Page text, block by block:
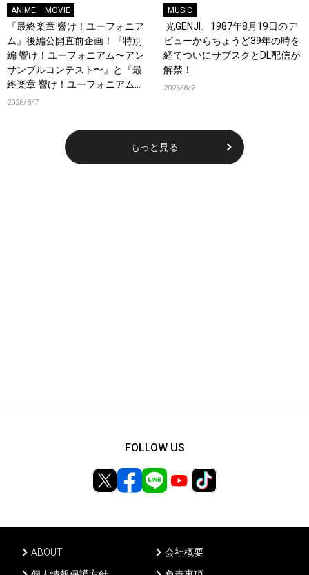
ANIME MOVIE
『最終楽章 響け！ユーフォニア
ム』後編公開直前企画！『特別
編 響け！ユーフォニアム〜アン
サンブルコンテスト〜』と『最
終楽章 響け！ユーフォニアム』
前編の一挙上映が決定！
2026/8/7
MUSIC
光GENJI、1987年8月19日のデ
ビューからちょうど39年の時を
経てついにサブスクとDL配信が
解禁！
2026/8/7
もっと見る
ABOUT
会社概要
FOLLOW US